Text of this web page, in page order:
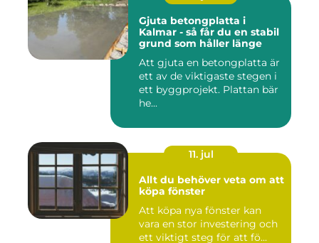
Gjuta betongplatta i
Kalmar - så får du en stabil
grund som håller länge
Att gjuta en betongplatta är
ett av de viktigaste stegen i
ett byggprojekt. Plattan bär
he...
11. jul
Allt du behöver veta om att
köpa fönster
Att köpa nya fönster kan
vara en stor investering och
ett viktigt steg för att fö...